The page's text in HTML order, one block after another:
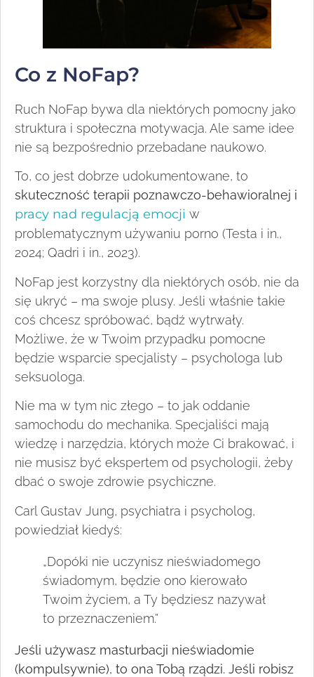
Co z NoFap?
Ruch NoFap bywa dla niektórych pomocny jako
struktura i społeczna motywacja. Ale same idee
nie są bezpośrednio przebadane naukowo.
To, co jest dobrze udokumentowane, to
skuteczność terapii poznawczo-behawioralnej i
pracy nad regulacją emocji w
problematycznym używaniu porno (Testa i in.,
2024; Qadri i in., 2023).
NoFap jest korzystny dla niektórych osób, nie da
się ukryć – ma swoje plusy. Jeśli właśnie takie
coś chcesz spróbować, bądź wytrwały.
Możliwe, że w Twoim przypadku pomocne
będzie wsparcie specjalisty – psychologa lub
seksuologa.
Nie ma w tym nic złego – to jak oddanie
samochodu do mechanika. Specjaliści mają
wiedzę i narzędzia, których może Ci brakować, i
nie musisz być ekspertem od psychologii, żeby
dbać o swoje zdrowie psychiczne.
Carl Gustav Jung, psychiatra i psycholog,
powiedział kiedyś:
„Dopóki nie uczynisz nieświadomego
świadomym, będzie ono kierowało
Twoim życiem, a Ty będziesz nazywał
to przeznaczeniem.”
Jeśli używasz masturbacji nieświadomie
(kompulsywnie), to ona Tobą rządzi. Jeśli robisz